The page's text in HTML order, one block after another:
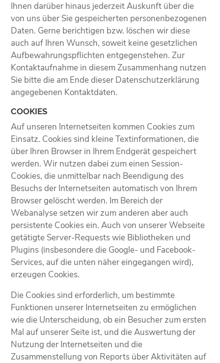
Ihnen darüber hinaus jederzeit Auskunft über die
von uns über Sie gespeicherten personenbezogenen
Daten. Gerne berichtigen bzw. löschen wir diese
auch auf Ihren Wunsch, soweit keine gesetzlichen
Aufbewahrungspflichten entgegenstehen. Zur
Kontaktaufnahme in diesem Zusammenhang nutzen
Sie bitte die am Ende dieser Datenschutzerklärung
angegebenen Kontaktdaten.
COOKIES
Auf unseren Internetseiten kommen Cookies zum
Einsatz. Cookies sind kleine Textinformationen, die
über Ihren Browser in Ihrem Endgerät gespeichert
werden. Wir nutzen dabei zum einen Session-
Cookies, die unmittelbar nach Beendigung des
Besuchs der Internetseiten automatisch von Ihrem
Browser gelöscht werden. Im Bereich der
Webanalyse setzen wir zum anderen aber auch
persistente Cookies ein. Auch von unserer Webseite
getätigte Server-Requests wie Bibliotheken und
Plugins (insbesondere die Google- und Facebook-
Services, auf die unten näher eingegangen wird),
erzeugen Cookies.
Die Cookies sind erforderlich, um bestimmte
Funktionen unserer Internetseiten zu ermöglichen
wie die Unterscheidung, ob ein Besucher zum ersten
Mal auf unserer Seite ist, und die Auswertung der
Nutzung der Internetseiten und die
Zusammenstellung von Reports über Aktivitäten auf